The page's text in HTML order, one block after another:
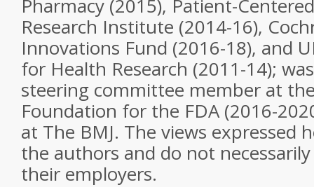
Pharmacy (2015), Patient-
Research Institute (2014-16),
Innovations Fund (2016-18), and
for Health Research (2011-14);
steering committee member at
Foundation for the FDA (2016-
at The BMJ. The views expressed
the authors and do not
their employers.